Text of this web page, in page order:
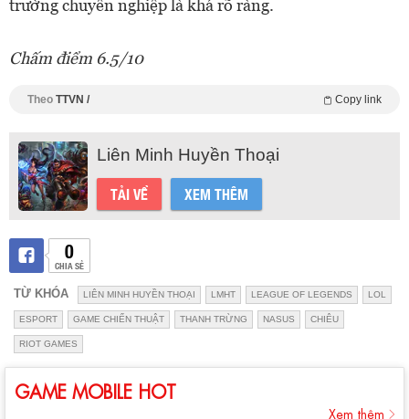
trường chuyên nghiệp là khá rõ ràng.
Chấm điểm 6.5/10
Theo TTVN / Copy link
Liên Minh Huyền Thoại
TẢI VỀ XEM THÊM
0
CHIA SẺ
TỪ KHÓA LIÊN MINH HUYỀN THOẠI LMHT LEAGUE OF LEGENDS LOL
ESPORT GAME CHIẾN THUẬT THANH TRỪNG NASUS CHIÊU
RIOT GAMES
GAME MOBILE HOT
Xem thêm